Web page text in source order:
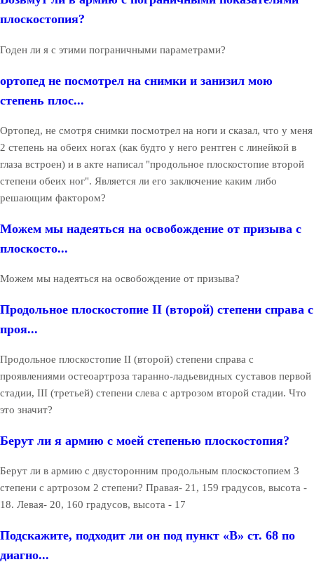
плоскостопия?
Годен ли я с этими пограничными параметрами?
ортопед не посмотрел на снимки и занизил мою
степень плос...
Ортопед, не смотря снимки посмотрел на ноги и сказал, что у меня
2 степень на обеих ногах (как будто у него рентген с линейкой в
глаза встроен) и в акте написал "продольное плоскостопие второй
степени обеих ног". Является ли его заключение каким либо
решающим фактором?
Можем мы надеяться на освобождение от призыва с
плоскосто...
Можем мы надеяться на освобождение от призыва?
Продольное плоскостопие II (второй) степени справа с
проя...
Продольное плоскостопие II (второй) степени справа с
проявлениями остеоартроза таранно-ладьевидных суставов первой
стадии, III (третьей) степени слева с артрозом второй стадии. Что
это значит?
Берут ли я армию с моей степенью плоскостопия?
Берут ли в армию с двусторонним продольным плоскостопием 3
степени с артрозом 2 степени? Правая- 21, 159 градусов, высота -
18. Левая- 20, 160 градусов, высота - 17
Подскажите, подходит ли он под пункт «В» ст. 68 по
диагно...